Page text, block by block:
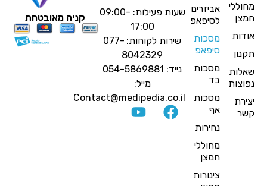
מחוללי
חמצן
אודות
תקנון
שאלות
נפוצות
יצירת
קשר
אביזרים
לסיפאפ
מסכות
סיפאפ
מסכות
בד
מסכות
נחירות
מחוללי
חמצן
צינורות
שעות פעילות: 09:00-
17:00
שירות לקוחות:077-
8042329
נייד: 054-5869881
מייל:
Contact@medipedia.co.il
קניה מאובטחת